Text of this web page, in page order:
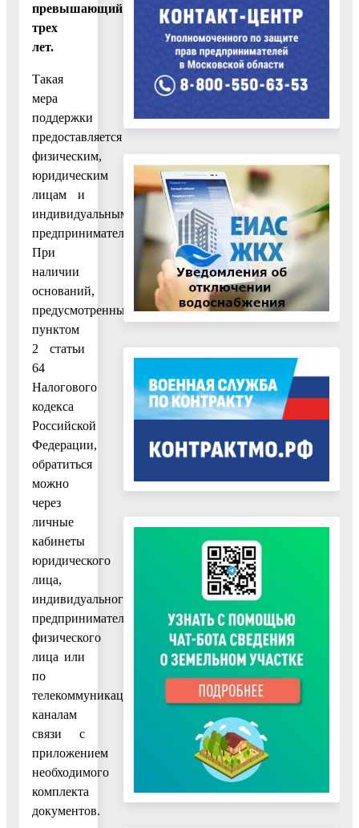
превышающий
трех
лет.
Такая
мера
поддержки
предоставляется
физическим,
юридическим
лицам и
индивидуальным
предпринимателям.
При
наличии
оснований,
предусмотренных
пунктом
2 статьи
64
Налогового
кодекса
Российской
Федерации,
обратиться
можно
через
личные
кабинеты
юридического
лица,
индивидуального
предпринимателя,
физического
лица или
по
телекоммуникационным
каналам
связи с
приложением
необходимого
комплекта
документов.